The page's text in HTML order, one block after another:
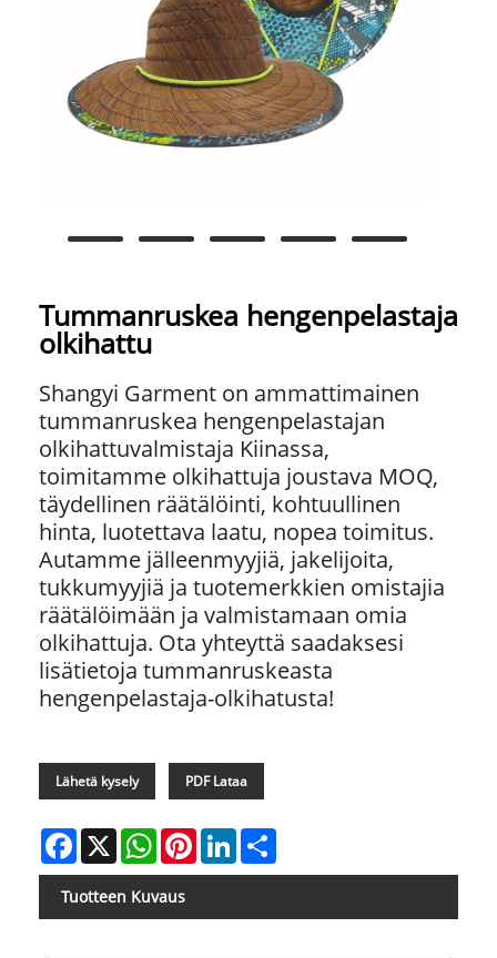
Tummanruskea hengenpelastaja
olkihattu
Shangyi Garment on ammattimainen
tummanruskea hengenpelastajan
olkihattuvalmistaja Kiinassa,
toimitamme olkihattuja joustava MOQ,
täydellinen räätälöinti, kohtuullinen
hinta, luotettava laatu, nopea toimitus.
Autamme jälleenmyyjiä, jakelijoita,
tukkumyyjiä ja tuotemerkkien omistajia
räätälöimään ja valmistamaan omia
olkihattuja. Ota yhteyttä saadaksesi
lisätietoja tummanruskeasta
hengenpelastaja-olkihatusta!
Lähetä kysely PDF Lataa
Facebook
X WhatsAppPinterestLinkedIn
Tuotteen Kuvaus